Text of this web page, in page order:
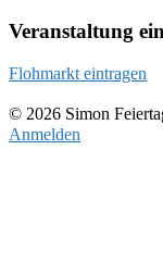
Veranstaltung
Flohmarkt eintragen
© 2026 Simon
Anmelden